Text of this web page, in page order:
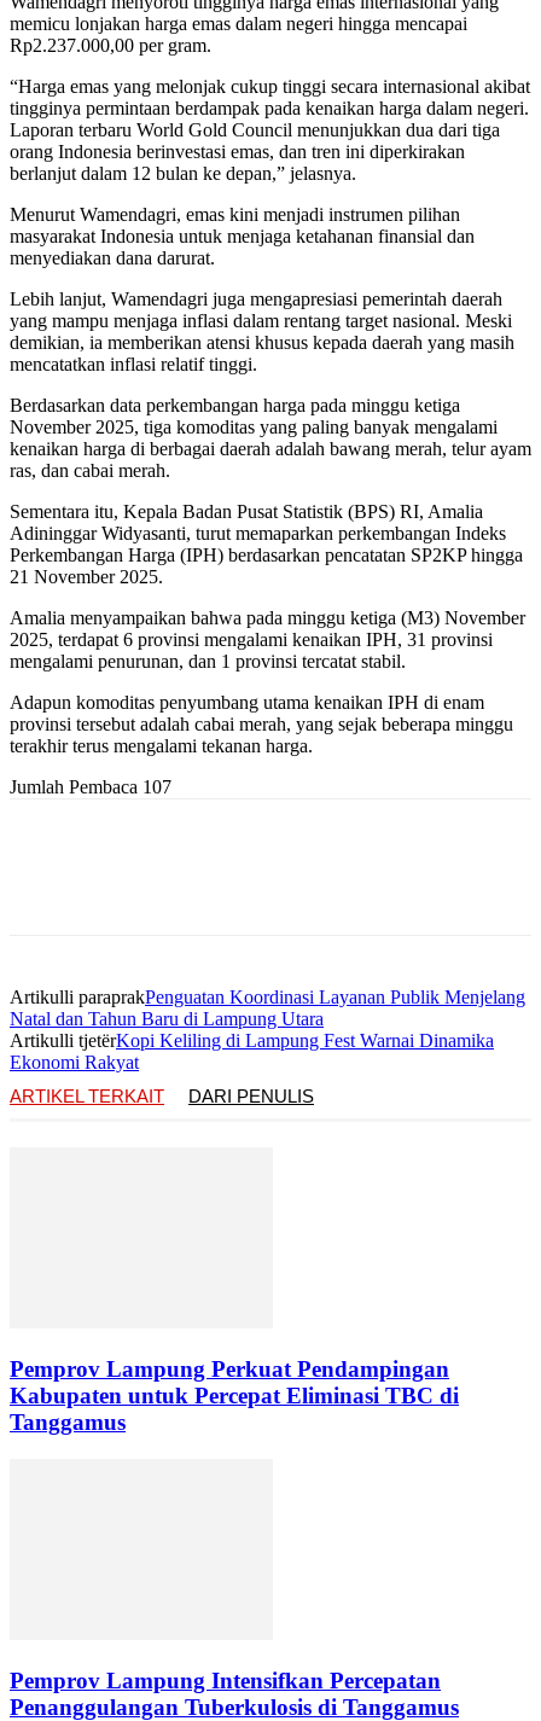
memicu lonjakan harga emas dalam negeri hingga mencapai
Rp2.237.000,00 per gram.
“Harga emas yang melonjak cukup tinggi secara internasional akibat
tingginya permintaan berdampak pada kenaikan harga dalam negeri.
Laporan terbaru World Gold Council menunjukkan dua dari tiga
orang Indonesia berinvestasi emas, dan tren ini diperkirakan
berlanjut dalam 12 bulan ke depan,” jelasnya.
Menurut Wamendagri, emas kini menjadi instrumen pilihan
masyarakat Indonesia untuk menjaga ketahanan finansial dan
menyediakan dana darurat.
Lebih lanjut, Wamendagri juga mengapresiasi pemerintah daerah
yang mampu menjaga inflasi dalam rentang target nasional. Meski
demikian, ia memberikan atensi khusus kepada daerah yang masih
mencatatkan inflasi relatif tinggi.
Berdasarkan data perkembangan harga pada minggu ketiga
November 2025, tiga komoditas yang paling banyak mengalami
kenaikan harga di berbagai daerah adalah bawang merah, telur ayam
ras, dan cabai merah.
Sementara itu, Kepala Badan Pusat Statistik (BPS) RI, Amalia
Adininggar Widyasanti, turut memaparkan perkembangan Indeks
Perkembangan Harga (IPH) berdasarkan pencatatan SP2KP hingga
21 November 2025.
Amalia menyampaikan bahwa pada minggu ketiga (M3) November
2025, terdapat 6 provinsi mengalami kenaikan IPH, 31 provinsi
mengalami penurunan, dan 1 provinsi tercatat stabil.
Adapun komoditas penyumbang utama kenaikan IPH di enam
provinsi tersebut adalah cabai merah, yang sejak beberapa minggu
terakhir terus mengalami tekanan harga.
Jumlah Pembaca 107
Artikulli paraprakPenguatan Koordinasi Layanan Publik Menjelang
Natal dan Tahun Baru di Lampung Utara
Artikulli tjetërKopi Keliling di Lampung Fest Warnai Dinamika
Ekonomi Rakyat
ARTIKEL TERKAIT
DARI PENULIS
Pemprov Lampung Perkuat Pendampingan
Kabupaten untuk Percepat Eliminasi TBC di
Tanggamus
Pemprov Lampung Intensifkan Percepatan
Penanggulangan Tuberkulosis di Tanggamus